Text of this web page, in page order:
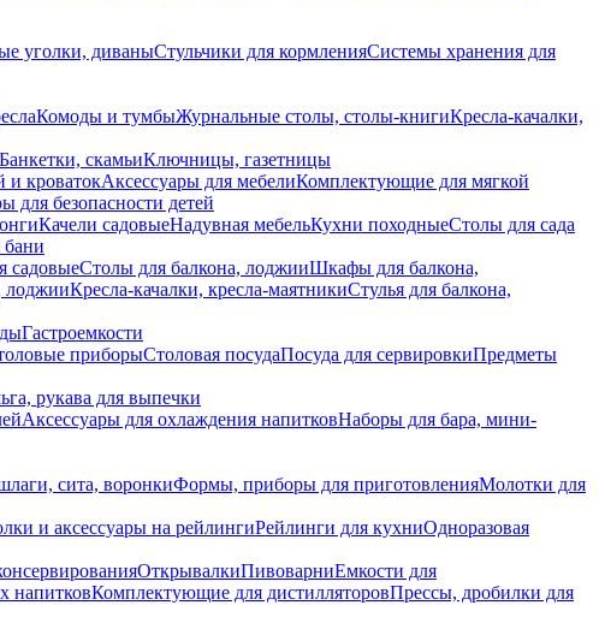
уголки, диваныСтульчики для кормленияСистемы хранения для
Комоды и тумбыЖурнальные столы, столы-книгиКресла-качалки,
Банкетки, скамьиКлючницы, газетницы
и кроватокАксессуары для мебелиКомплектующие для мягкой
для безопасности детей
Качели садовыеНадувная мебельКухни походныеСтолы для сада
садовыеСтолы для балкона, лоджииШкафы для балкона,
лоджииКресла-качалки, кресла-маятникиСтулья для балкона,
Гастроемкости
приборыСтоловая посудаПосуда для сервировкиПредметы
рукава для выпечки
Аксессуары для охлаждения напитковНаборы для бара, мини-
сита, воронкиФормы, приборы для приготовленияМолотки для
и аксессуары на рейлингиРейлинги для кухниОдноразовая
ОткрывалкиПивоварниЕмкости для
напитковКомплектующие для дистилляторовПрессы, дробилки для